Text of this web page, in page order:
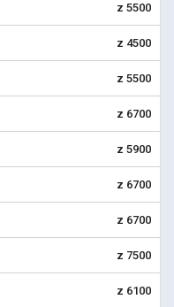
z 5500
z 4500
z 5500
z 6700
z 5900
z 6700
z 6700
z 7500
z 6100